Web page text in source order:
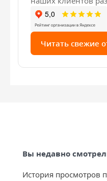
Читать свежие
Вы недавно
История просмотров